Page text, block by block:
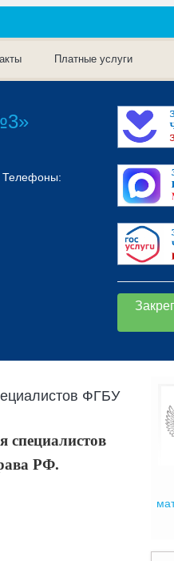
Платные услуги
Телефоны:
ФГБУ
специалистов
РФ.